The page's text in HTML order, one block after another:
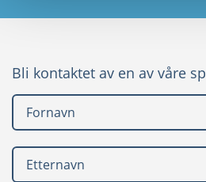
Bli kontaktet av en av våre